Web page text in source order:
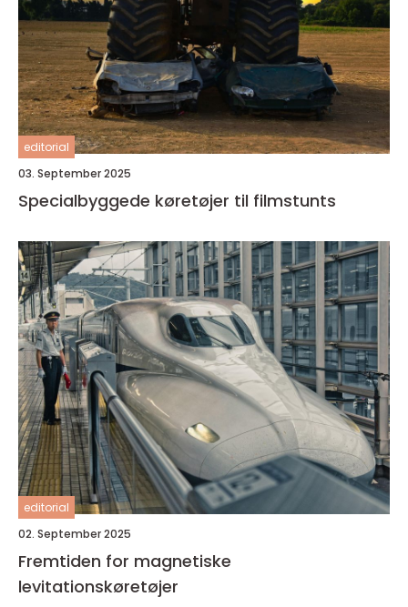
editorial
03. September 2025
Specialbyggede køretøjer til filmstunts
editorial
02. September 2025
Fremtiden for magnetiske
levitationskøretøjer